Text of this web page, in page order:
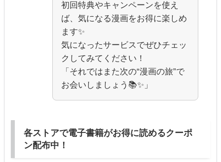
初回特典やキャンペーンを使え
ば、気になる漫画をお得に楽しめ
ます✨
気になったサービスでぜひチェッ
クしてみてください！
「それではまた次の“漫画の旅”で
お会いしましょう📚✨」
各ストアで電子書籍がお得に読めるクーポ
ン配布中！